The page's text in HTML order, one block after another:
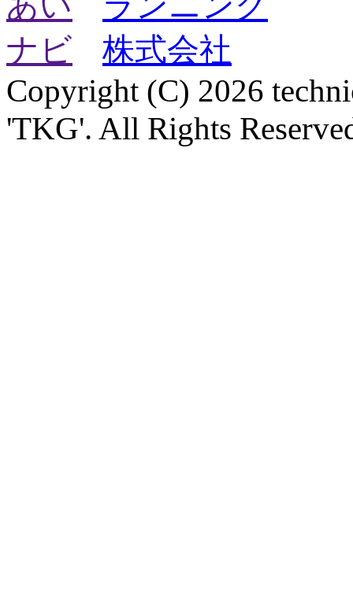
Copyright (C) 2026
'TKG'. All Rights